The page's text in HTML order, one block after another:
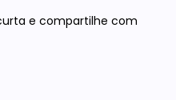
e compartilhe com